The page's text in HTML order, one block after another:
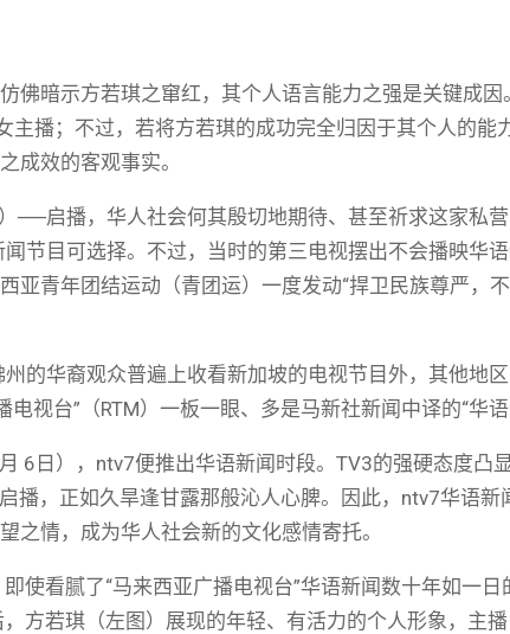
佛暗示方若琪之窜红，其个人语言能力之强是关键成因
主播；不过，若将方若琪的成功完全归因于其个人的能
成效的客观事实。
──启播，华人社会何其殷切地期待、甚至祈求这家私
节目可选择。不过，当时的第三电视摆出不会播映华
亚青年团结运动（青团运）一度发动“捍卫民族尊严，
的华裔观众普遍上收看新加坡的电视节目外，其他地
视台”（RTM）一板一眼、多是马新社新闻中译的“华语
6日），ntv7便推出华语新闻时段。TV3的强硬态度凸
播，正如久旱逢甘露那般沁人心脾。因此，ntv7华语新
之情，成为华人社会新的文化感情寄托。
使看腻了“马来西亚广播电视台”华语新闻数十年如一日
方若琪（左图）展现的年轻、有活力的个人形象，主